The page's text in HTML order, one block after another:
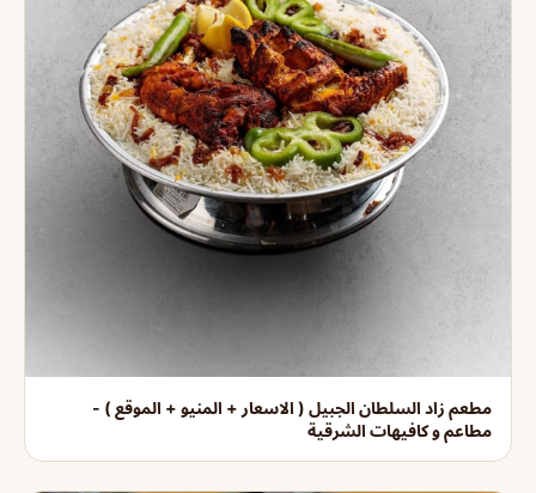
مطعم زاد السلطان الجبيل ( الاسعار + المنيو + الموقع ) -
مطاعم و كافيهات الشرقية